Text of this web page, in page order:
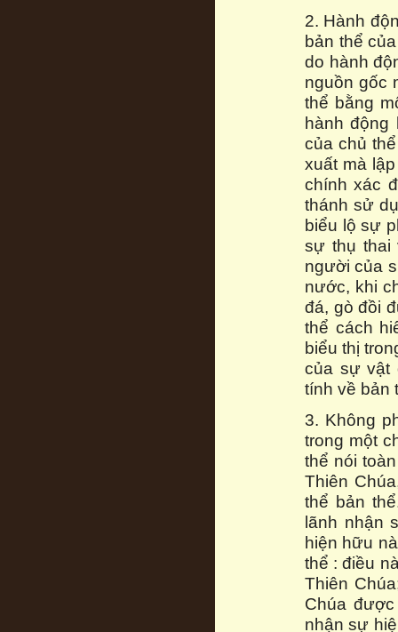
2. Hành
bản thể
do hành
nguồn gốc
thể bằng
hành động
của chủ
xuất mà
chính xác
thánh sử
biểu lộ sự
sự thụ thai
người của
nước, khi
đá, gò đồi
thể cách
biểu thị
của sự vật
tính về bản
3. Không
trong một
thể nói
Thiên
thể bản
lãnh nhận
hiện hữu
thể : điều
Thiên
Chúa
nhận sự